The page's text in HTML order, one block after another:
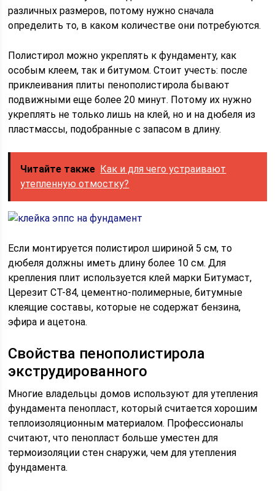
различных размеров, потому нужно сначала
определить то, в каком количестве они потребуются.
Полистирол можно укреплять к фундаменту, как
особым клеем, так и битумом. Стоит учесть: после
приклеивания плиты пенополистирола бывают
подвижными еще более 20 минут. Потому их нужно
укреплять не только лишь на клей, но и на дюбеля из
пластмассы, подобранные с запасом в длину.
Читайте также Как и для чего устраивают
утепленную отмостку?
Если монтируется полистирол шириной 5 см, то
дюбеля должны иметь длину более 10 см. Для
крепления плит используется клей марки Битумаст,
Церезит СТ-84, цементно-полимерные, битумные
клеящие составы, которые не содержат бензина,
эфира и ацетона.
Свойства пенополистирола
экструдированного
Многие владельцы домов используют для утепления
фундамента пенопласт, который считается хорошим
теплоизоляционным материалом. Профессионалы
считают, что пенопласт больше уместен для
термоизоляции стен снаружи, чем для утепления
фундамента.